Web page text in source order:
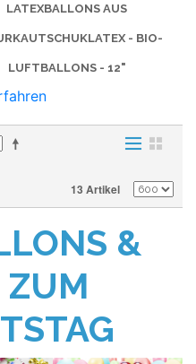
LATEXBALLONS AUS
- BIO-
LUFTBALLONS - 12"
13 Artikel
&
ZUM